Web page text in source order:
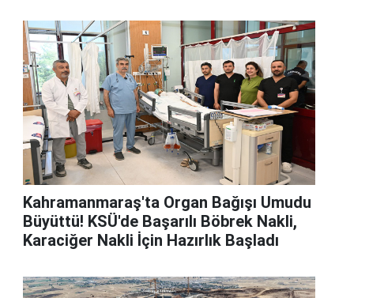
Kahramanmaraş'ta Organ Bağışı Umudu
Büyüttü! KSÜ'de Başarılı Böbrek Nakli,
Karaciğer Nakli İçin Hazırlık Başladı